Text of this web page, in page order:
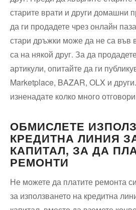
старите врати и други домашни
да ги продадете чрез онлайн
стари дръжки може да не са във
са на някой друг. За да
артикули, опитайте да ги
Marketplace, BAZAR, OLX и
изненадате колко много
ОБМИСЛЕТЕ
КРЕДИТНА ЛИНИЯ
КАПИТАЛ, ЗА ДА
РЕМОНТИ
Не можете да платите ремонта
за използването на кредитна